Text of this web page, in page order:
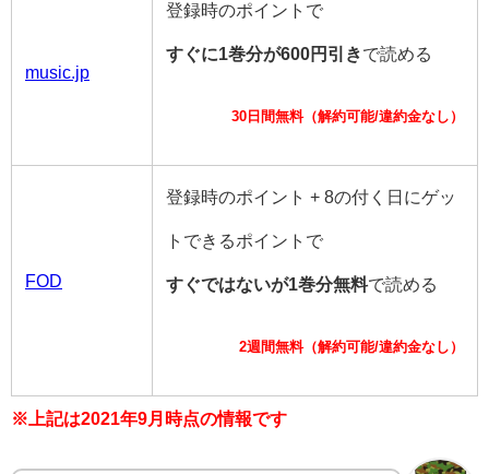
music.jp
登録時のポイントで
すぐに1巻分が600円引きで読める
30日間無料（解約可能/違約金なし）
FOD
登録時のポイント + 8の付く日にゲッ
トできるポイントで
すぐではないが1巻分無料で読める
2週間無料（解約可能/違約金なし）
※上記は2021年9月時点の情報です